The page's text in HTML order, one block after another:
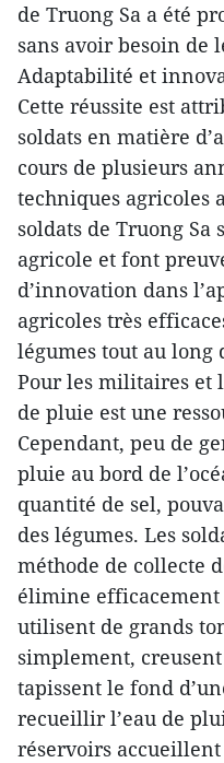
de Truong Sa a été
sans avoir besoin de
Adaptabilité et
Cette réussite est
soldats en matière
cours de plusieurs
techniques agricoles
soldats de Truong Sa
agricole et font
d’innovation dans
agricoles très
légumes tout au long
Pour les militaires et
de pluie est une
Cependant, peu de
pluie au bord de
quantité de sel,
des légumes. Les
méthode de collecte
élimine
utilisent de grands
simplement,
tapissent le fond
recueillir l’eau de
réservoirs accueillent